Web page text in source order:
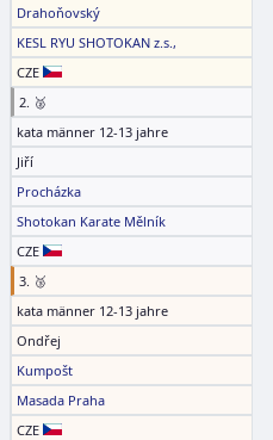
Drahoňovský
KESL RYU SHOTOKAN z.s.,
CZE
2. 🥈
kata männer 12-13 jahre
Jiří
Procházka
Shotokan Karate Mělník
CZE
3. 🥉
kata männer 12-13 jahre
Ondřej
Kumpošt
Masada Praha
CZE